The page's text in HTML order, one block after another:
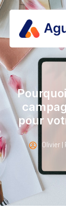
pour
Olivier